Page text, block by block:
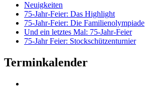
Neuigkeiten
75-Jahr-Feier: Das Highlight
75-Jahr-Feier: Die Familienolympiade
Und ein letztes Mal: 75-Jahr-Feier
75-Jahr Feier: Stockschützenturnier
Terminkalender